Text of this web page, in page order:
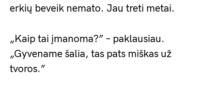
erkių beveik nemato. Jau treti metai.
„Kaip tai įmanoma?” – paklausiau.
„Gyvename šalia, tas pats miškas už
tvoros.”